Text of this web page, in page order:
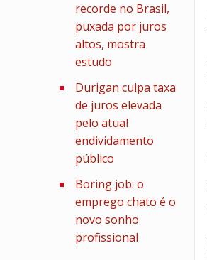
recorde no Brasil,
puxada por juros
altos, mostra
estudo
Durigan culpa taxa
de juros elevada
pelo atual
endividamento
público
Boring job: o
emprego chato é o
novo sonho
profissional